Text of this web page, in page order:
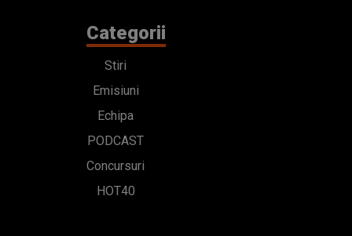
Categorii
Stiri
Emisiuni
Echipa
PODCAST
Concursuri
HOT40